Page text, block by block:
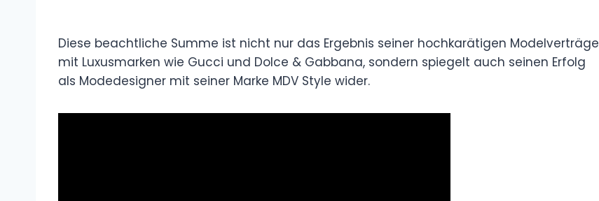
Diese beachtliche Summe ist nicht nur das Ergebnis seiner hochkarätigen Modelverträge
mit Luxusmarken wie Gucci und Dolce & Gabbana, sondern spiegelt auch seinen Erfolg
als Modedesigner mit seiner Marke MDV Style wider.